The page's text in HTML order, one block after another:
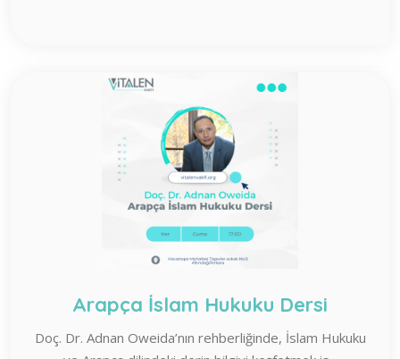
Arapça İslam Hukuku Dersi
Doç. Dr. Adnan Oweida’nın rehberliğinde, İslam Hukuku